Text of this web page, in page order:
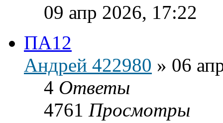
09 апр 2026, 17:22
ПА12
Андрей 422980 » 06
4 Ответы
4761 Просмотры